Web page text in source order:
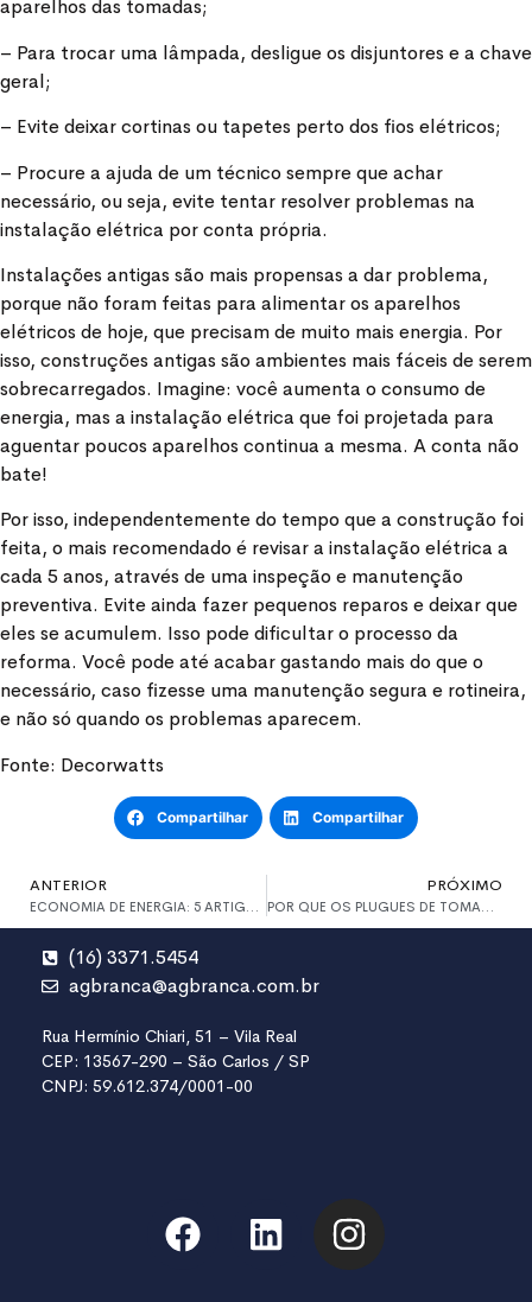
aparelhos das tomadas;
– Para trocar uma lâmpada, desligue os disjuntores e a chave
geral;
– Evite deixar cortinas ou tapetes perto dos fios elétricos;
– Procure a ajuda de um técnico sempre que achar
necessário, ou seja, evite tentar resolver problemas na
instalação elétrica por conta própria.
Instalações antigas são mais propensas a dar problema,
porque não foram feitas para alimentar os aparelhos
elétricos de hoje, que precisam de muito mais energia. Por
isso, construções antigas são ambientes mais fáceis de serem
sobrecarregados. Imagine: você aumenta o consumo de
energia, mas a instalação elétrica que foi projetada para
aguentar poucos aparelhos continua a mesma. A conta não
bate!
Por isso, independentemente do tempo que a construção foi
feita, o mais recomendado é revisar a instalação elétrica a
cada 5 anos, através de uma inspeção e manutenção
preventiva. Evite ainda fazer pequenos reparos e deixar que
eles se acumulem. Isso pode dificultar o processo da
reforma. Você pode até acabar gastando mais do que o
necessário, caso fizesse uma manutenção segura e rotineira,
e não só quando os problemas aparecem.
Fonte: Decorwatts
Compartilhar Compartilhar
ANTERIOR
ECONOMIA DE ENERGIA: 5 ARTIGOS ELÉTRICOS ESSENCIAIS PARA A SUA CASA E CONDOMÍNIO!
PRÓXIMO
POR QUE OS PLUGUES DE TOMADAS NÃO SÃO PADRONIZADOS NO MUNDO TODO?
(16) 3371.5454
agbranca@agbranca.com.br
Rua Hermínio Chiari, 51 – Vila Real
CEP: 13567-290 – São Carlos / SP
CNPJ: 59.612.374/0001-00